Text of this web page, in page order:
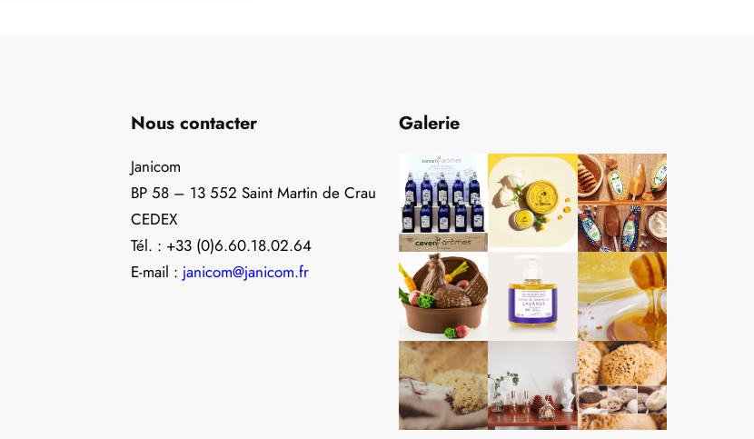
Nous contacter
Janicom
BP 58 – 13 552 Saint Martin de Crau
CEDEX
Tél. : +33 (0)6.60.18.02.64
E-mail : janicom@janicom.fr
Galerie